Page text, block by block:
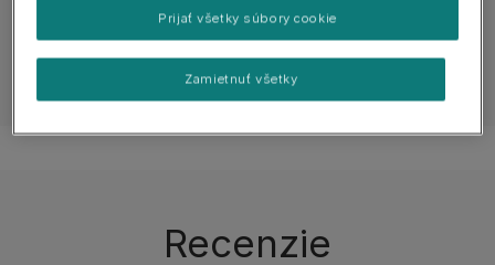
Zloženie a výživa
Návod na kŕmenie
Recenzie
Zamietnuť všetky
Prijať všetky súbory cookie